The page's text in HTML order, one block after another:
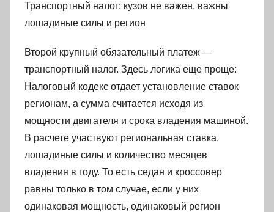
Транспортный налог: кузов не важен, важны
лошадиные силы и регион
Второй крупный обязательный платеж —
транспортный налог. Здесь логика еще проще:
Налоговый кодекс отдает установление ставок
регионам, а сумма считается исходя из
мощности двигателя и срока владения машиной.
В расчете участвуют региональная ставка,
лошадиные силы и количество месяцев
владения в году. То есть седан и кроссовер
равны только в том случае, если у них
одинаковая мощность, одинаковый регион